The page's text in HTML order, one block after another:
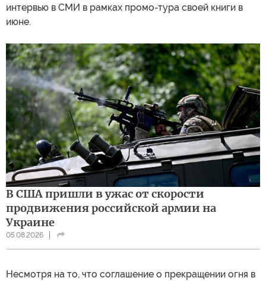
интервью в СМИ в рамках промо-тура своей книги в
июне.
В США пришли в ужас от скорости
продвижения российской армии на
Украине
05.08.2026
Несмотря на то, что соглашение о прекращении огня в